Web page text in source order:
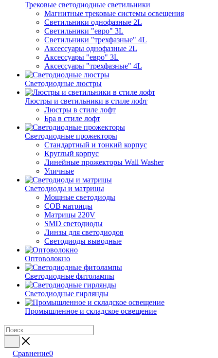
Трековые светодиодные светильники
Магнитные трековые системы освещения
Светильники однофазные 2L
Светильники "евро" 3L
Светильники "трехфазные" 4L
Аксессуары однофазные 2L
Аксессуары "евро" 3L
Аксессуары "трехфазные" 4L
Светодиодные люстры
Люстры и светильники в стиле лофт
Люстры в стиле лофт
Бра в стиле лофт
Светодиодные прожекторы
Стандартный и тонкий корпус
Круглый корпус
Линейные прожекторы Wall Washer
Уличные
Светодиоды и матрицы
Мощные светодиоды
COB матрицы
Матрицы 220V
SMD светодиоды
Линзы для светодиодов
Светодиоды выводные
Оптоволокно
Светодиодные фитолампы
Светодиодные гирлянды
Промышленное и складское освещение
Сравнение0